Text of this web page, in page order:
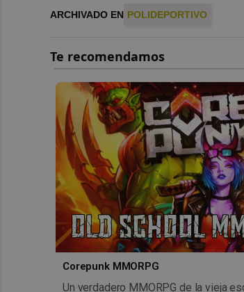
ARCHIVADO EN POLIDEPORTIVO
Corepunk MMORPG
Un verdadero MMORPG de la vieja